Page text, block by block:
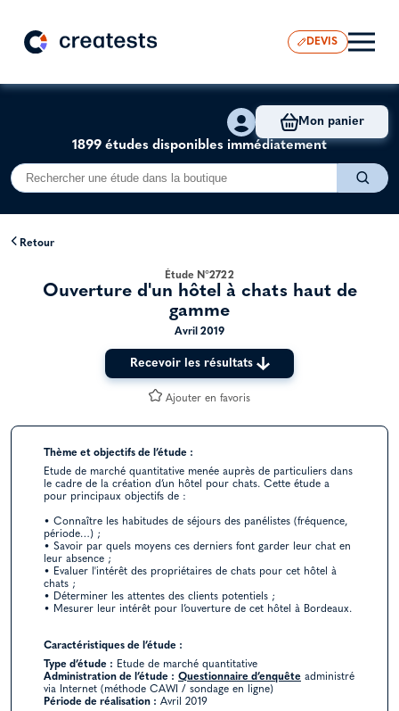
DEVIS
1899 études disponibles immédiatement
Mon panier
Retour
Étude N°2722
Ouverture d'un hôtel à chats haut de
gamme
Avril 2019
Recevoir les résultats
Ajouter en favoris
Thème et objectifs de l’étude :
Etude de marché quantitative menée auprès de particuliers dans
le cadre de la création d’un hôtel pour chats. Cette étude a
pour principaux objectifs de :
• Connaître les habitudes de séjours des panélistes (fréquence,
période…) ;
• Savoir par quels moyens ces derniers font garder leur chat en
leur absence ;
• Evaluer l'intérêt des propriétaires de chats pour cet hôtel à
chats ;
• Déterminer les attentes des clients potentiels ;
• Mesurer leur intérêt pour l’ouverture de cet hôtel à Bordeaux.
Caractéristiques de l’étude :
Type d’étude : Etude de marché quantitative
Administration de l’étude : Questionnaire d’enquête administré
via Internet (méthode CAWI / sondage en ligne)
Période de réalisation : Avril 2019